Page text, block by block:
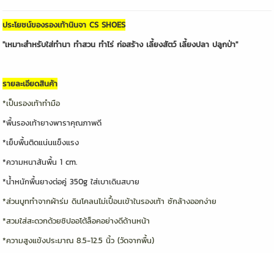
ประโยชน์ของรองเท้านินจา CS SHOES
"เหมาะสำหรับใส่ทำนา ทำสวน ทำไร่ ก่อสร้าง เลี้ยงสัตว์ เลี้ยงปลา ปลูกป่า"
รายละเอียดสินค้า
*เป็นรองเท้าทำมือ
*พื้นรองเท้ายางพาราคุณภาพดี
*เย็บพื้นติดแน่นแข็งแรง
*ความหนาส้นพื้น 1 cm.
*น้ำหนักพื้นยางต่อคู่ 350g ใส่เบาเดินสบาย
*ส่วนบูททำจากผ้าร่ม ดินโคลนไม่เปื้อนเข้าในรองเท้า ซักล้างออกง่าย
*สวมใส่สะดวกด้วยซิปออโต้ล็อคอย่างดีด้านหน้า
*ความสูงแข้งประมาณ 8.5-12.5 นิ้ว (วัดจากพื้น)